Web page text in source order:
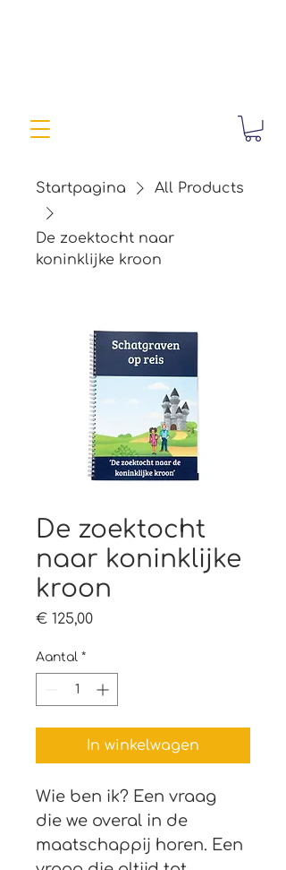
Startpagina All Products
De zoektocht naar
koninklijke kroon
De zoektocht
naar koninklijke
kroon
€ 125,00Prijs
Aantal *
In winkelwagen
Wie ben ik? Een vraag
die we overal in de
maatschappij horen. Een